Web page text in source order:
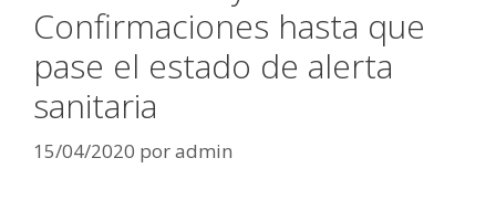
Confirmaciones hasta que
pase el estado de alerta
sanitaria
15/04/2020 poradmin